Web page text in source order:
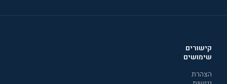
קישורים
שימושים
הצהרת